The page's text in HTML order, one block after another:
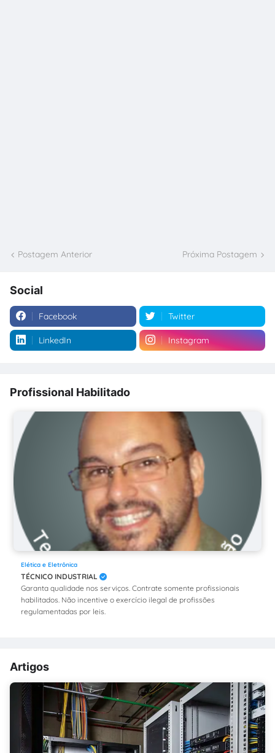
Postagem Anterior Próxima Postagem
Social
Facebook Twitter
LinkedIn Instagram
Profissional Habilitado
Elética e Eletrônica
TÉCNICO INDUSTRIAL
Garanta qualidade nos serviços. Contrate somente profissionais
habilitados. Não incentive o exercício ilegal de profissões
regulamentadas por leis.
Artigos